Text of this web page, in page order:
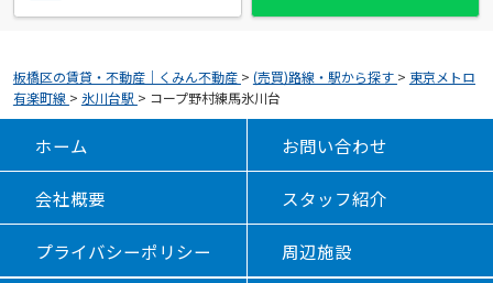
板橋区の賃貸・不動産｜くみん不動産 > (売買)路線・駅から探す > 東京メトロ
有楽町線 > 氷川台駅 > コープ野村練馬氷川台
ホーム お問い合わせ
会社概要 スタッフ紹介
プライバシーポリシー 周辺施設